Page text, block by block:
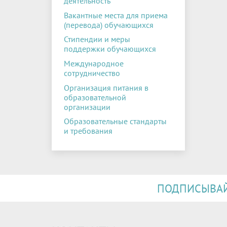
Вакантные места для приема
(перевода) обучающихся
Стипендии и меры
поддержки обучающихся
Международное
сотрудничество
Организация питания в
образовательной
организации
Образовательные стандарты
и требования